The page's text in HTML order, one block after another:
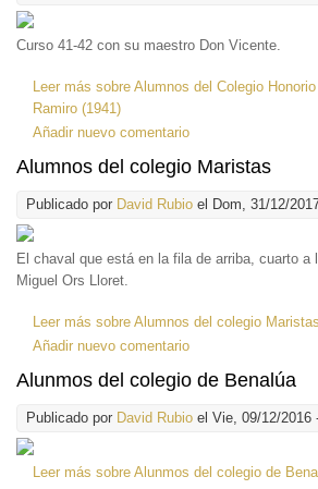
Curso 41-42 con su maestro Don Vicente.
Leer más sobre Alumnos del Colegio
Ramiro (1941)
Añadir nuevo comentario
Alumnos del colegio Maristas
Publicado por David Rubio el Dom, 31/12/
El chaval que está en la fila de arriba, cuarto a
Miguel Ors Lloret.
Leer más sobre Alumnos del colegio Maristas
Añadir nuevo comentario
Alunmos del colegio de Benalúa
Publicado por David Rubio el Vie, 09/12/2016
Leer más sobre Alunmos del colegio de